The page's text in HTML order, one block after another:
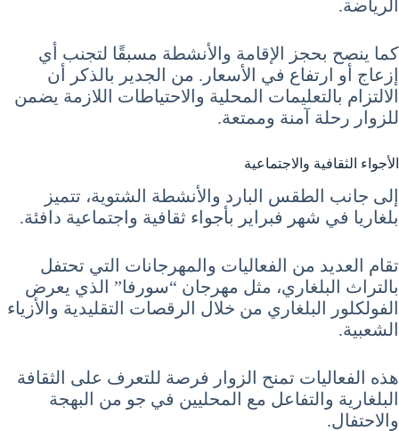
الرياضة.
كما ينصح بحجز الإقامة والأنشطة مسبقًا لتجنب أي
إزعاج أو ارتفاع في الأسعار. من الجدير بالذكر أن
الالتزام بالتعليمات المحلية والاحتياطات اللازمة يضمن
للزوار رحلة آمنة وممتعة.
الأجواء الثقافية والاجتماعية
إلى جانب الطقس البارد والأنشطة الشتوية، تتميز
بلغاريا في شهر فبراير بأجواء ثقافية واجتماعية دافئة.
تقام العديد من الفعاليات والمهرجانات التي تحتفل
بالتراث البلغاري، مثل مهرجان “سورفا” الذي يعرض
الفولكلور البلغاري من خلال الرقصات التقليدية والأزياء
الشعبية.
هذه الفعاليات تمنح الزوار فرصة للتعرف على الثقافة
البلغارية والتفاعل مع المحليين في جو من البهجة
والاحتفال.